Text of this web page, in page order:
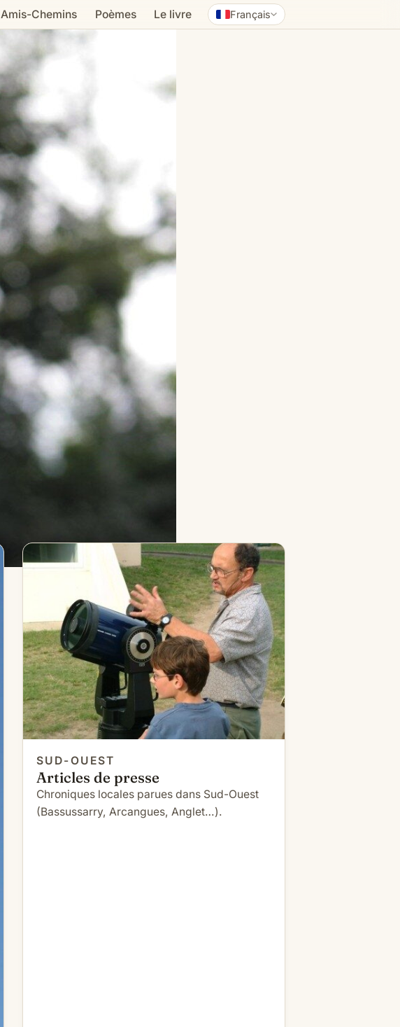
Amis-Chemins Poèmes Le livre Français
SUD-OUEST
Articles de presse
Chroniques locales parues dans Sud-Ouest
(Bassussarry, Arcangues, Anglet…).